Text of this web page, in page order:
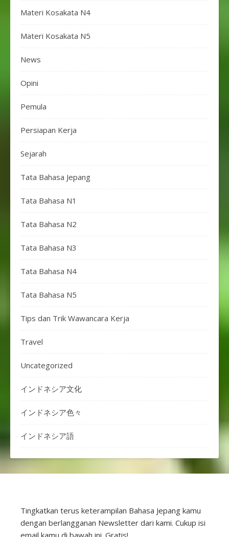
Materi Kosakata N4
Materi Kosakata N5
News
Opini
Pemula
Persiapan Kerja
Sejarah
Tata Bahasa Jepang
Tata Bahasa N1
Tata Bahasa N2
Tata Bahasa N3
Tata Bahasa N4
Tata Bahasa N5
Tips dan Trik Wawancara Kerja
Travel
Uncategorized
インドネシア文化
インドネシア色々
インドネシア語
Tingkatkan terus keterampilan Bahasa Jepang kamu
dengan berlangganan Newsletter dari kami. Cukup isi
email kamu di bawah ini. Gratis!